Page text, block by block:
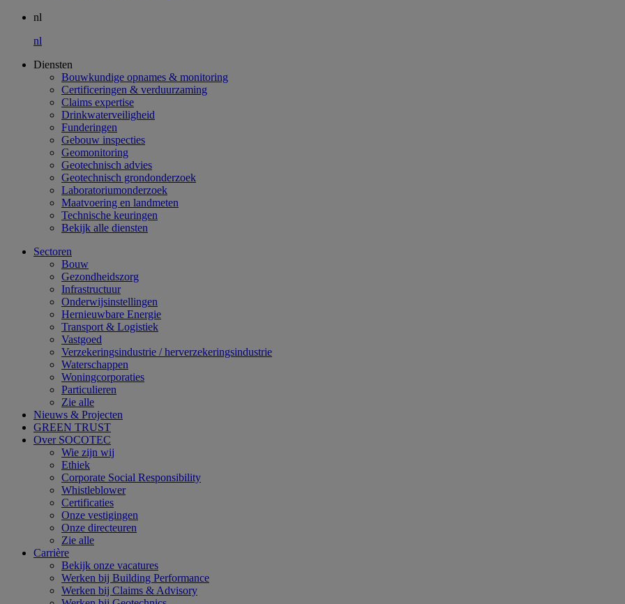
nl
nl
Diensten
Bouwkundige opnames & monitoring
Certificeringen & verduurzaming
Claims expertise
Drinkwaterveiligheid
Funderingen
Gebouw inspecties
Geomonitoring
Geotechnisch advies
Geotechnisch grondonderzoek
Laboratoriumonderzoek
Maatvoering en landmeten
Technische keuringen
Bekijk alle diensten
Sectoren
Bouw
Gezondheidszorg
Infrastructuur
Onderwijsinstellingen
Hernieuwbare Energie
Transport & Logistiek
Vastgoed
Verzekeringsindustrie / herverzekeringsindustrie
Waterschappen
Woningcorporaties
Particulieren
Zie alle
Nieuws & Projecten
GREEN TRUST
Over SOCOTEC
Wie zijn wij
Ethiek
Corporate Social Responsibility
Whistleblower
Certificaties
Onze vestigingen
Onze directeuren
Zie alle
Carrière
Bekijk onze vacatures
Werken bij Building Performance
Werken bij Claims & Advisory